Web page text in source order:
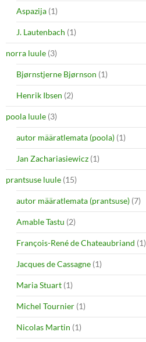
Aspazija (1)
J. Lautenbach (1)
norra luule (3)
Bjørnstjerne Bjørnson (1)
Henrik Ibsen (2)
poola luule (3)
autor määratlemata (poola) (1)
Jan Zachariasiewicz (1)
prantsuse luule (15)
autor määratlemata (prantsuse) (7)
Amable Tastu (2)
François-René de Chateaubriand (1)
Jacques de Cassagne (1)
Maria Stuart (1)
Michel Tournier (1)
Nicolas Martin (1)